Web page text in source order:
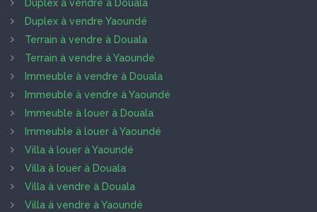
Duplex à vendre à Douala
Duplex à vendre Yaoundé
Terrain à vendre à Douala
Terrain à vendre à Yaoundé
Immeuble à vendre à Douala
Immeuble à vendre à Yaoundé
Immeuble à louer à Douala
Immeuble à louer à Yaoundé
Villa à louer à Yaoundé
Villa à louer à Douala
Villa à vendre à Douala
Villa à vendre à Yaoundé